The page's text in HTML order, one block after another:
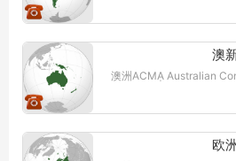
澳
澳洲ACMA Australian
欧